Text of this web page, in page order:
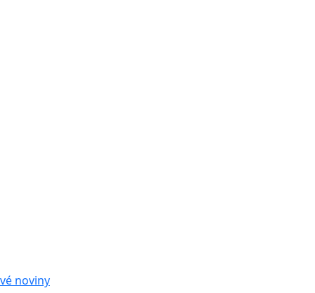
noviny